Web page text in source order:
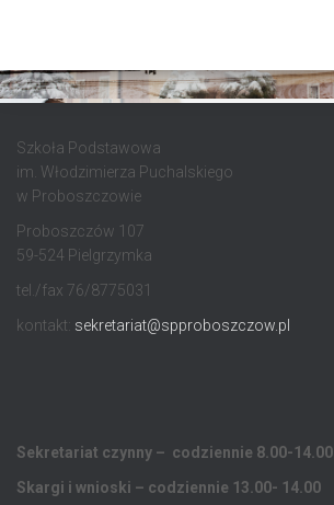
Szkoła Podstawowa
im. Włodzimierza Puchalskiego
w Proboszczowie
Proboszczów 107
59-524 Pielgrzymka
tel./fax 76/8775031
kontakt: sekretariat@spproboszczow.pl
Sekretariat czynny – codziennie 8.00-14.00
Skargi i wnioski – codziennie 13.00- 14.00